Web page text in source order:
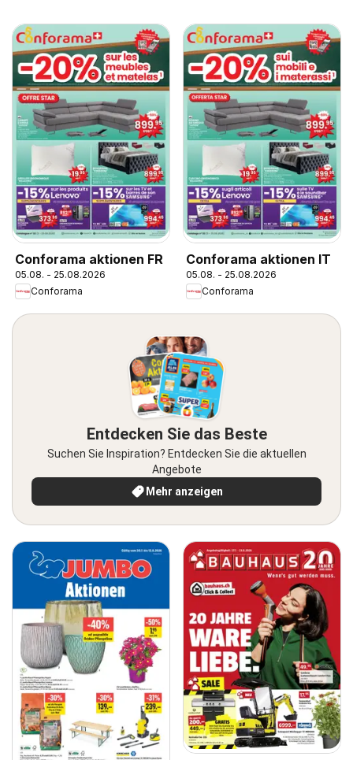
Conforama aktionen FR
05.08. - 25.08.2026
Conforama
Conforama aktionen IT
05.08. - 25.08.2026
Conforama
Entdecken Sie das Beste
Suchen Sie Inspiration? Entdecken Sie die aktuellen
Angebote
Mehr anzeigen